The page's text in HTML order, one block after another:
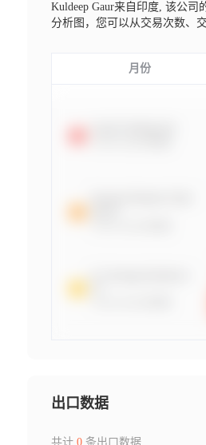
Kuldeep Gaur来自印度, 该公司
分析图，您可以从交易次数、
月份
出口数据
共计 0条出口数据